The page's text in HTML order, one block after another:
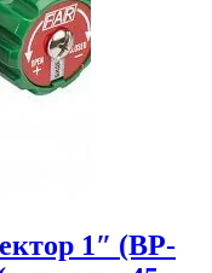
1″ (ВР-